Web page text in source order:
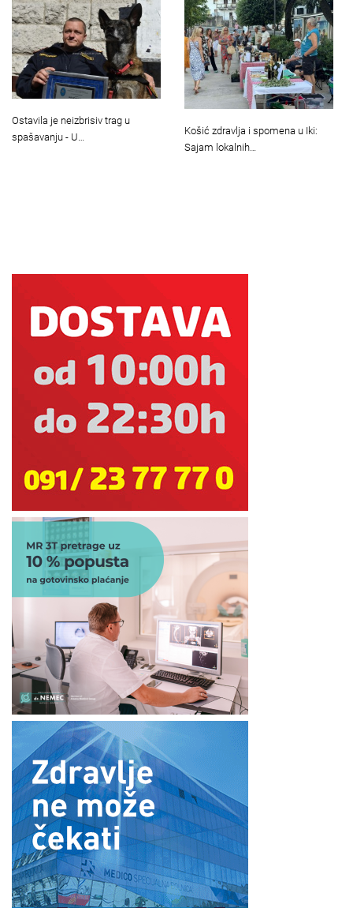
Ostavila je neizbrisiv trag u
spašavanju - U…
Košić zdravlja i spomena u Iki:
Sajam lokalnih…